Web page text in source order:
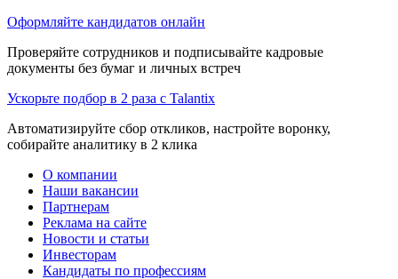
Оформляйте кандидатов онлайн
Проверяйте сотрудников и подписывайте кадровые
документы без бумаг и личных встреч
Ускорьте подбор в 2 раза с Talantix
Автоматизируйте сбор откликов, настройте воронку,
собирайте аналитику в 2 клика
О компании
Наши вакансии
Партнерам
Реклама на сайте
Новости и статьи
Инвесторам
Кандидаты по профессиям